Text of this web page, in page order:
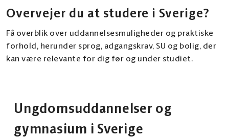
Overvejer du at studere i Sverige?
Få overblik over uddannelsesmuligheder og praktiske
forhold, herunder sprog, adgangskrav, SU og bolig, der
kan være relevante for dig før og under studiet.
Ungdomsuddannelser og
gymnasium i Sverige